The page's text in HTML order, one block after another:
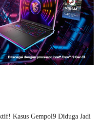
Kasus Gempol9 Diduga Jadi